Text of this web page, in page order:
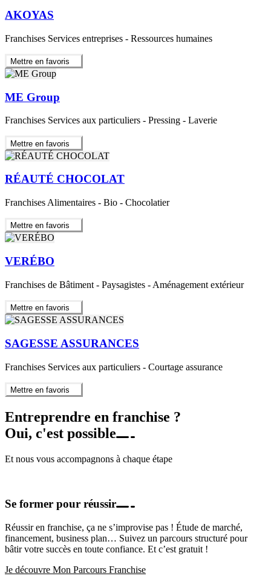
AKOYAS
Franchises Services entreprises - Ressources humaines
Mettre en favoris
ME Group
Franchises Services aux particuliers - Pressing - Laverie
Mettre en favoris
RÉAUTÉ CHOCOLAT
Franchises Alimentaires - Bio - Chocolatier
Mettre en favoris
VERÉBO
Franchises de Bâtiment - Paysagistes - Aménagement extérieur
Mettre en favoris
SAGESSE ASSURANCES
Franchises Services aux particuliers - Courtage assurance
Mettre en favoris
Entreprendre en franchise ?
Oui, c'est possible
Et nous vous accompagnons à chaque étape
Se former pour réussir
Réussir en franchise, ça ne s’improvise pas ! Étude de marché,
financement, business plan… Suivez un parcours structuré pour
bâtir votre succès en toute confiance. Et c’est gratuit !
Je découvre Mon Parcours Franchise